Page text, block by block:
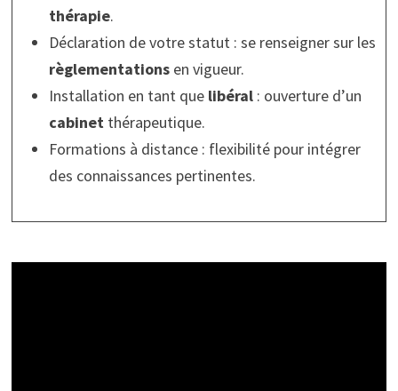
thérapie.
Déclaration de votre statut : se renseigner sur les
règlementationsen vigueur.
Installation en tant que libéral: ouverture d’un
cabinetthérapeutique.
Formations à distance : flexibilité pour intégrer
des connaissances pertinentes.